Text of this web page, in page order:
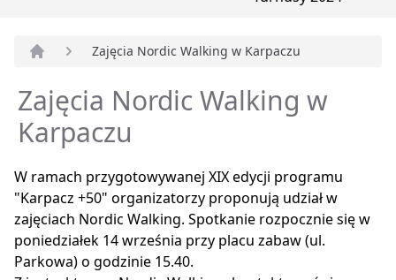
Zajęcia Nordic Walking w Karpaczu
Zajęcia Nordic Walking w
Karpaczu
W ramach przygotowywanej XIX edycji programu
"Karpacz +50" organizatorzy proponują udział w
zajęciach Nordic Walking. Spotkanie rozpocznie się w
poniedziałek 14 września przy placu zabaw (ul.
Parkowa) o godzinie 15.40.